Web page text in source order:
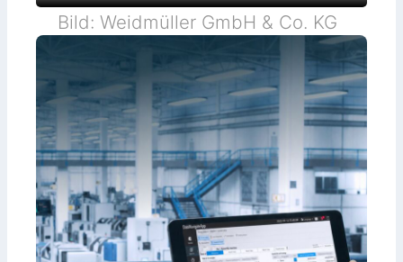
Bild: Weidmüller GmbH & Co. KG